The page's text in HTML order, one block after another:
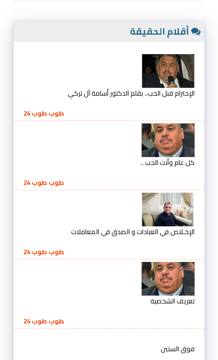
أقلام الحقيقة
الإحترام قبل الحب.. بقلم الدكتور أسامة آل تركي
طوب طوب 24
كل عام وأنت الحب ..
طوب طوب 24
الإخـلاص في العبادات و الصدق في المعاملات
طوب طوب 24
تعريف الشخصية
طوب طوب 24
فوق الستين